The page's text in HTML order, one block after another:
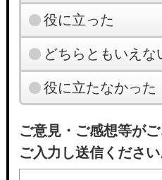
役に立った
どちらともいえな
役に立たなかった
ご意見・ご感想等が
ご入力し送信ください